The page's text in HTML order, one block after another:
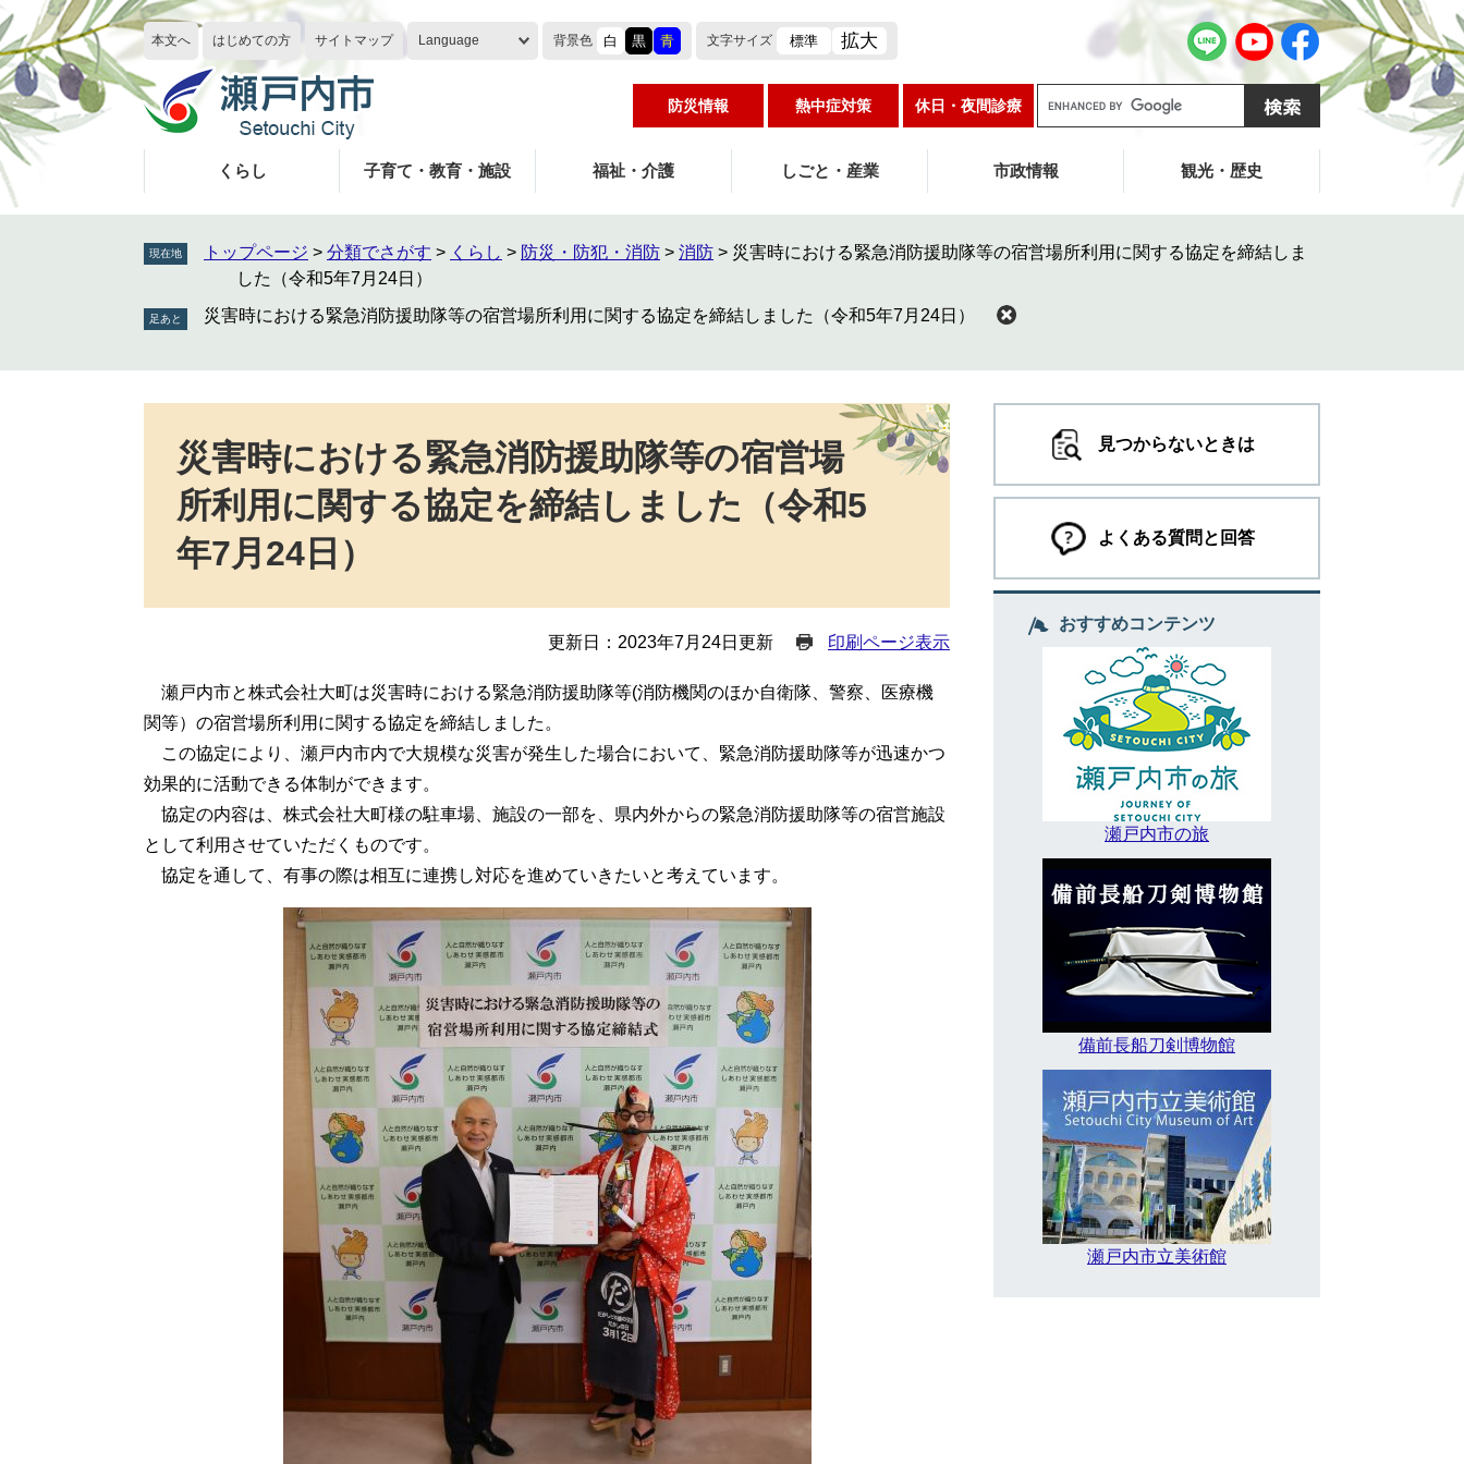
ペ
ー
ジ
の
先
頭
で
す
メ
ニ
ュ
ー
を
飛
ば
し
本文へ はじめての方 サイトマップ Language 背景色 白 黒 青 文字サイズ 標準 拡大
防災情報 熱中症対策 休日・夜間診療
g
e
ス
くらし 子育て・教育・施設 福祉・介護 しごと・産業 市政情報 観光・歴史
現在地 トップページ > 分類でさがす > くらし > 防災・防犯・消防 > 消防 > 災害時における緊急消防援助隊等の宿営場所利用に関する協定を締結しま
した（令和5年7月24日）
災害時における緊急消防援助隊等の宿営場所利用に関する協定を締結しました（令和5年7月24日）
災害時における緊急消防援助隊等の宿営場
所利用に関する協定を締結しました（令和5
年7月24日）
更新日：2023年7月24日更新 印刷ページ表示
瀬戸内市と株式会社大町は災害時における緊急消防援助隊等(消防機関のほか自衛隊、警察、医療機
関等）の宿営場所利用に関する協定を締結しました。
この協定により、瀬戸内市内で大規模な災害が発生した場合において、緊急消防援助隊等が迅速かつ
効果的に活動できる体制ができます。
協定の内容は、株式会社大町様の駐車場、施設の一部を、県内外からの緊急消防援助隊等の宿営施設
として利用させていただくものです。
協定を通して、有事の際は相互に連携し対応を進めていきたいと考えています。
見つからないときは
よくある質問と回答
おすすめコンテンツ
瀬戸内市の旅
備前長船刀剣博物館
瀬戸内市立美術館